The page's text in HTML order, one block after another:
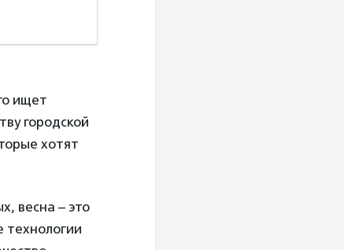
ищет
городской
хотят
весна – это
технологии